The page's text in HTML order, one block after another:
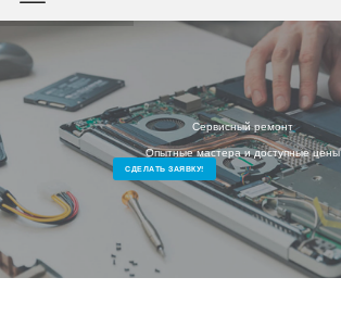
Сервисный ремонт
Опытные мастера и доступные цены
СДЕЛАТЬ ЗАЯВКУ!